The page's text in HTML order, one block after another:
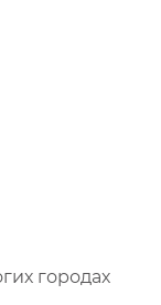
городах